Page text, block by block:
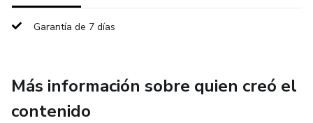
Garantía de 7 días
Más información sobre quien creó el
contenido